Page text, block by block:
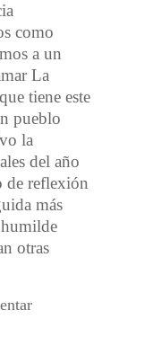
como
a un
La
tiene este
pueblo
la
del año
de reflexión
más
otras
la despensa del